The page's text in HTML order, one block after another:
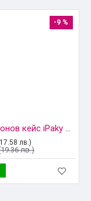
-9 %
Силиконов кейс iPaky матиран, За iPhone 17 Pro Max (6.9), Тъмносин
лв.)
лв.)